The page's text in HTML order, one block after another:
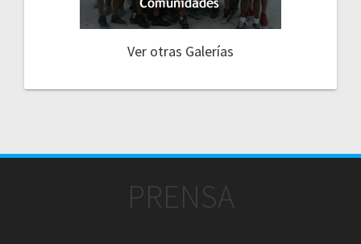
Ver otras Galerías
PRENSA